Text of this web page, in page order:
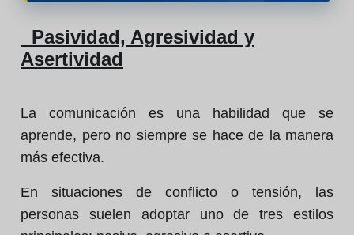
Pasividad, Agresividad y
Asertividad
La comunicación es una habilidad que se
aprende, pero no siempre se hace de la manera
más efectiva.
En situaciones de conflicto o tensión, las
personas suelen adoptar uno de tres estilos